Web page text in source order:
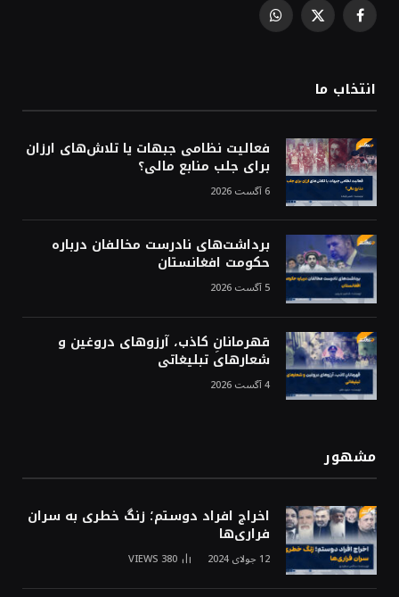
Facebook
X
WhatsApp
انتخاب ما
فعالیت نظامی جبهات یا تلاش‌های ارزان
برای جلب منابع مالی؟
6 آگست 2026
برداشت‌های نادرست مخالفان درباره
حکومت افغانستان
5 آگست 2026
قهرمانانِ کاذب، آرزوهای دروغین و
شعارهای تبلیغاتی
4 آگست 2026
مشهور
اخراج افراد دوستم؛ زنگ خطری به سران
فراری‌ها
12 جولای 2024 380
VIEWS